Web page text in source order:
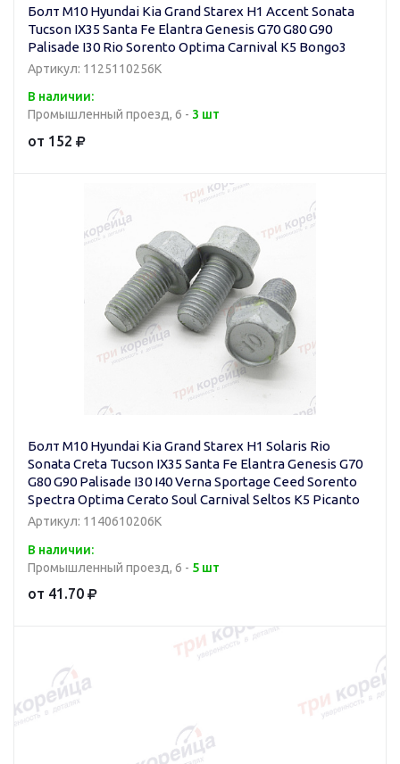
Болт M10 Hyundai Kia Grand Starex H1 Accent Sonata
Tucson IX35 Santa Fe Elantra Genesis G70 G80 G90
Palisade I30 Rio Sorento Optima Carnival K5 Bongo3
Артикул: 1125110256K
В наличии:
Промышленный проезд, 6 - 3 шт
от 152
Болт M10 Hyundai Kia Grand Starex H1 Solaris Rio
Sonata Creta Tucson IX35 Santa Fe Elantra Genesis G70
G80 G90 Palisade I30 I40 Verna Sportage Ceed Sorento
Spectra Optima Cerato Soul Carnival Seltos K5 Picanto
Артикул: 1140610206K
В наличии:
Промышленный проезд, 6 - 5 шт
от 41.70